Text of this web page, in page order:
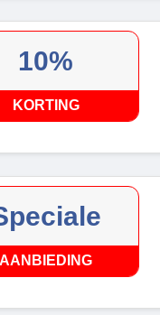
10%
KORTING
AANBIEDING